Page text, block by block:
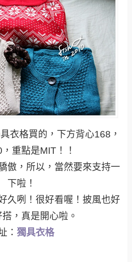
衣格買的，下方背心168，
重點是MIT！！
傲，所以，當然要來支持一
下啦！
久咧！很好看喔！披風也好
，真是開心啦。
： 獨具衣格